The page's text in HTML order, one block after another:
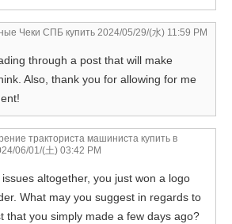
Чеки СПБ купить 2024/05/29/(水) 11:59 PM
through a post that will make
Also, thank you for allowing for me
тракториста машиниста купить в
06/01/(土) 03:42 PM
altogether, you just won a logo
What may you suggest in regards to
that you simply made a few days ago?